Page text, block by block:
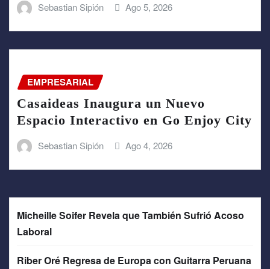
Sebastian Sipión Ago 5, 2026
EMPRESARIAL
Casaideas Inaugura un Nuevo
Espacio Interactivo en Go Enjoy City
Sebastian Sipión Ago 4, 2026
Micheille Soifer Revela que También Sufrió Acoso
Laboral
Riber Oré Regresa de Europa con Guitarra Peruana